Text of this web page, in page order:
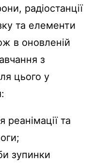
радіостанції
та елементи
в оновленій
з
цього у
та
зупинки